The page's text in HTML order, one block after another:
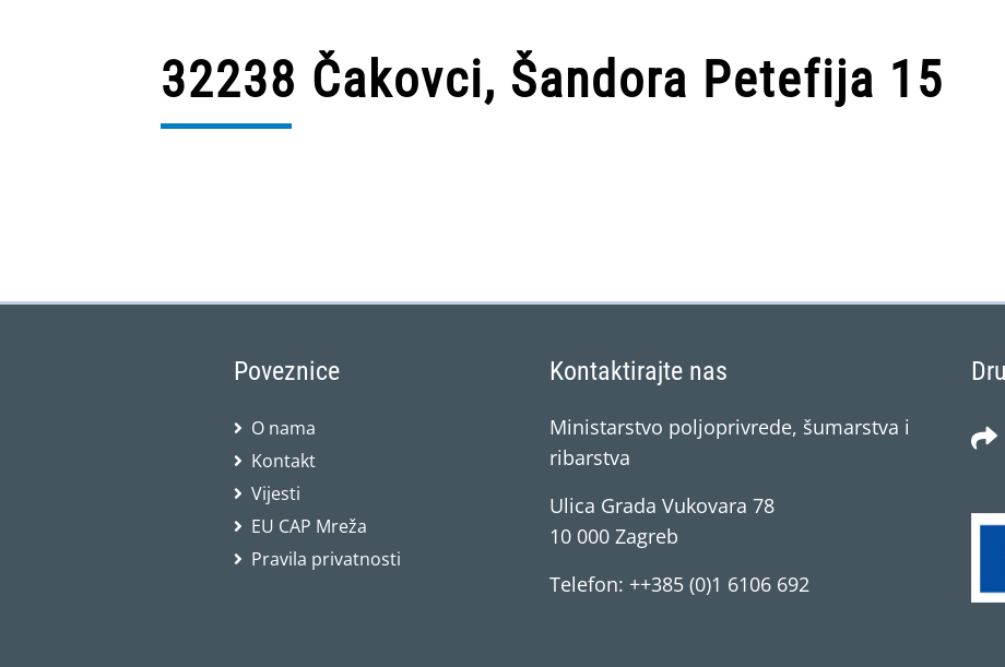
32238 Čakovci, Šandora Petefija 15
Poveznice
O nama
Kontakt
Vijesti
EU CAP Mreža
Pravila privatnosti
Kontaktirajte nas
Ministarstvo poljoprivrede, šumarstva i
ribarstva
Ulica Grada Vukovara 78
10 000 Zagreb
Telefon: ++385 (0)1 6106 692